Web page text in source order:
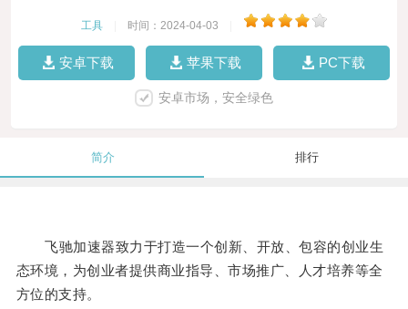
工具 时间：2024-04-03
安卓下载 苹果下载 PC下载
安卓市场，安全绿色
简介 排行
飞驰加速器致力于打造一个创新、开放、包容的创业生
态环境，为创业者提供商业指导、市场推广、人才培养等全
方位的支持。